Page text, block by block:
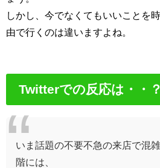
しかし、今でなくてもいいことを
由で行くのは違いますよね。
Twitterでの反応は・・？
いま話題の不要不急の来店で混
階には、